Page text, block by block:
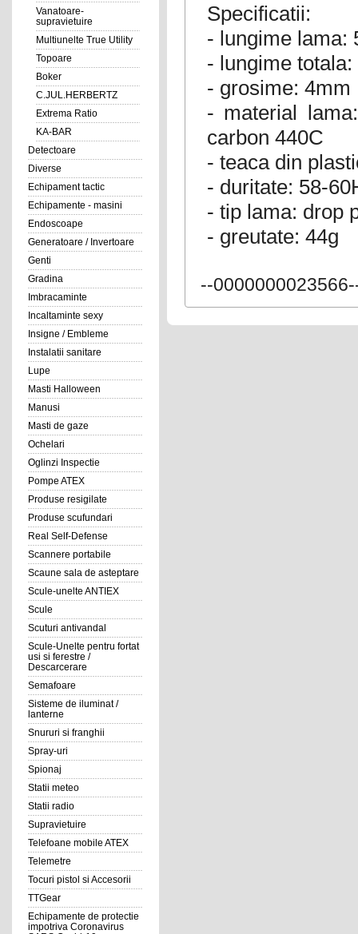
Vanatoare-
supravietuire
Multiunelte True Utility
Topoare
Boker
C.JUL.HERBERTZ
Extrema Ratio
KA-BAR
Detectoare
Diverse
Echipament tactic
Echipamente - masini
Endoscoape
Generatoare / Invertoare
Genti
Gradina
Imbracaminte
Incaltaminte sexy
Insigne / Embleme
Instalatii sanitare
Lupe
Masti Halloween
Manusi
Masti de gaze
Ochelari
Oglinzi Inspectie
Pompe ATEX
Produse resigilate
Produse scufundari
Real Self-Defense
Scannere portabile
Scaune sala de asteptare
Scule-unelte ANTIEX
Scule
Scuturi antivandal
Scule-Unelte pentru fortat
usi si ferestre /
Descarcerare
Semafoare
Sisteme de iluminat /
lanterne
Snururi si franghii
Spray-uri
Spionaj
Statii meteo
Statii radio
Supravietuire
Telefoane mobile ATEX
Telemetre
Tocuri pistol si Accesorii
TTGear
Echipamente de protectie
impotriva Coronavirus
Specificatii:
- lungime lama:
- lungime
- grosime: 4mm
- material
carbon 440C
- teaca din
- duritate: 58-
- tip lama: drop
- greutate: 44g
--